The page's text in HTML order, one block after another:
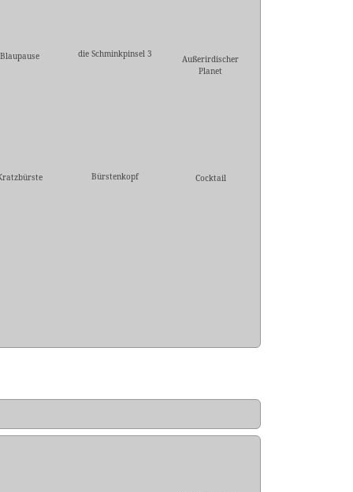
Blaupause die Schminkpinsel 3
Außerirdischer
Planet
Bürstenkopf Cocktail